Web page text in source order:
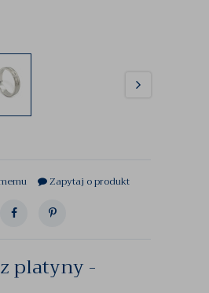
Zapytaj o produkt
platyny -